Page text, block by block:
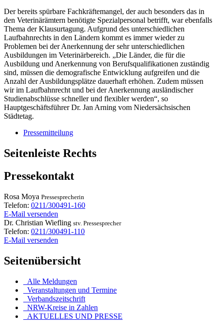
Der bereits spürbare Fachkräftemangel, der auch besonders das in
den Veterinärämtern benötigte Spezialpersonal betrifft, war ebenfalls
Thema der Klausurtagung. Aufgrund des unterschiedlichen
Laufbahnrechts in den Ländern kommt es immer wieder zu
Problemen bei der Anerkennung der sehr unterschiedlichen
Ausbildungen im Veterinärbereich. „Die Länder, die für die
Ausbildung und Anerkennung von Berufsqualifikationen zuständig
sind, müssen die demografische Entwicklung aufgreifen und die
Anzahl der Ausbildungsplätze dauerhaft erhöhen. Zudem müssen
wir im Laufbahnrecht und bei der Anerkennung ausländischer
Studienabschlüsse schneller und flexibler werden“, so
Hauptgeschäftsführer Dr. Jan Arning vom Niedersächsischen
Städtetag.
Pressemitteilung
Seitenleiste Rechts
Pressekontakt
Rosa Moya Pressesprecherin
Telefon: 0211/300491-160
E-Mail versenden
Dr. Christian Wiefling stv. Pressesprecher
Telefon: 0211/300491-110
E-Mail versenden
Seitenübersicht
Alle Meldungen
Veranstaltungen und Termine
Verbandszeitschrift
NRW-Kreise in Zahlen
AKTUELLES UND PRESSE